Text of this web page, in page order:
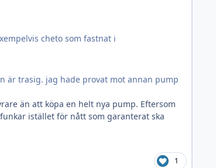
cheto som fastnat i
är trasig. jag hade provat mot annan pump
än att köpa en helt nya pump. Eftersom
istället för nått som garanterat ska
1